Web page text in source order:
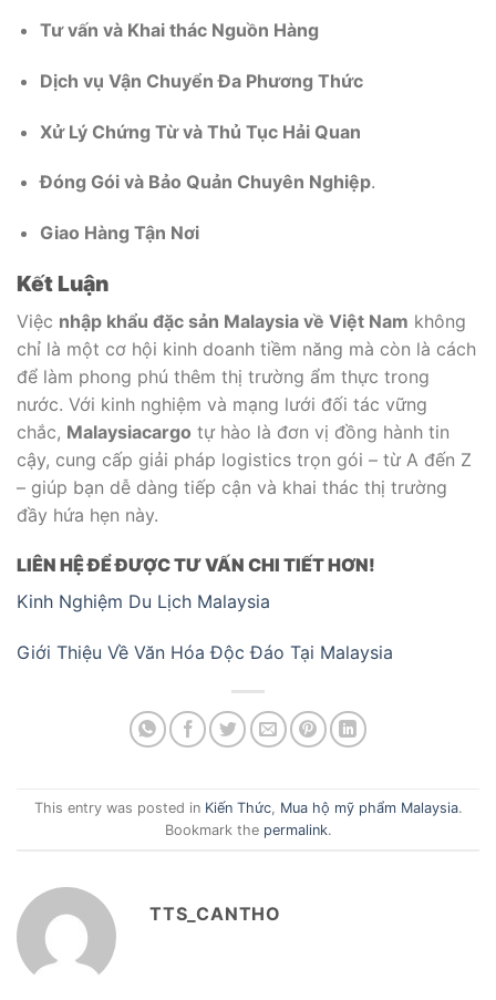
Tư vấn và Khai thác Nguồn Hàng
Dịch vụ Vận Chuyển Đa Phương Thức
Xử Lý Chứng Từ và Thủ Tục Hải Quan
Đóng Gói và Bảo Quản Chuyên Nghiệp.
Giao Hàng Tận Nơi
Kết Luận
Việc nhập khẩu đặc sản Malaysia về Việt Nam không
chỉ là một cơ hội kinh doanh tiềm năng mà còn là cách
để làm phong phú thêm thị trường ẩm thực trong
nước. Với kinh nghiệm và mạng lưới đối tác vững
chắc, Malaysiacargo tự hào là đơn vị đồng hành tin
cậy, cung cấp giải pháp logistics trọn gói – từ A đến Z
– giúp bạn dễ dàng tiếp cận và khai thác thị trường
đầy hứa hẹn này.
LIÊN HỆ ĐỂ ĐƯỢC TƯ VẤN CHI TIẾT HƠN!
Kinh Nghiệm Du Lịch Malaysia
Giới Thiệu Về Văn Hóa Độc Đáo Tại Malaysia
This entry was posted in Kiến Thức, Mua hộ mỹ phẩm Malaysia.
Bookmark the permalink.
TTS_CANTHO